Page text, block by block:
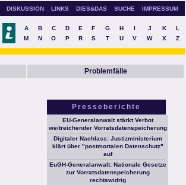
DISKUSSION LINKS DIES&DAS SUCHE IMPRESSUM
A B C D E F G H I J K
L
M
N O P R S T U V W X Z
Problemfälle
Presseberichte
EU-Generalanwalt stärkt Verbot
weitreichender Vorratsdatenspeicherung
Digitaler Nachlass: Justizministerium
klärt über "postmortalen Datenschutz"
auf
EuGH-Generalanwalt: Nationale Gesetze
zur Vorratsdatenspeicherung
rechtswidrig